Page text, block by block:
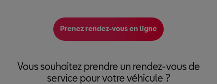
Prenez rendez-vous en ligne
Vous souhaitez prendre un rendez-vous de
service pour votre véhicule ?